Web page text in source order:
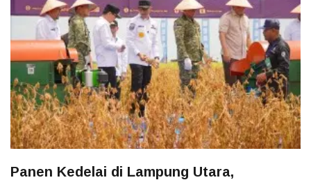
Panen Kedelai di Lampung Utara,